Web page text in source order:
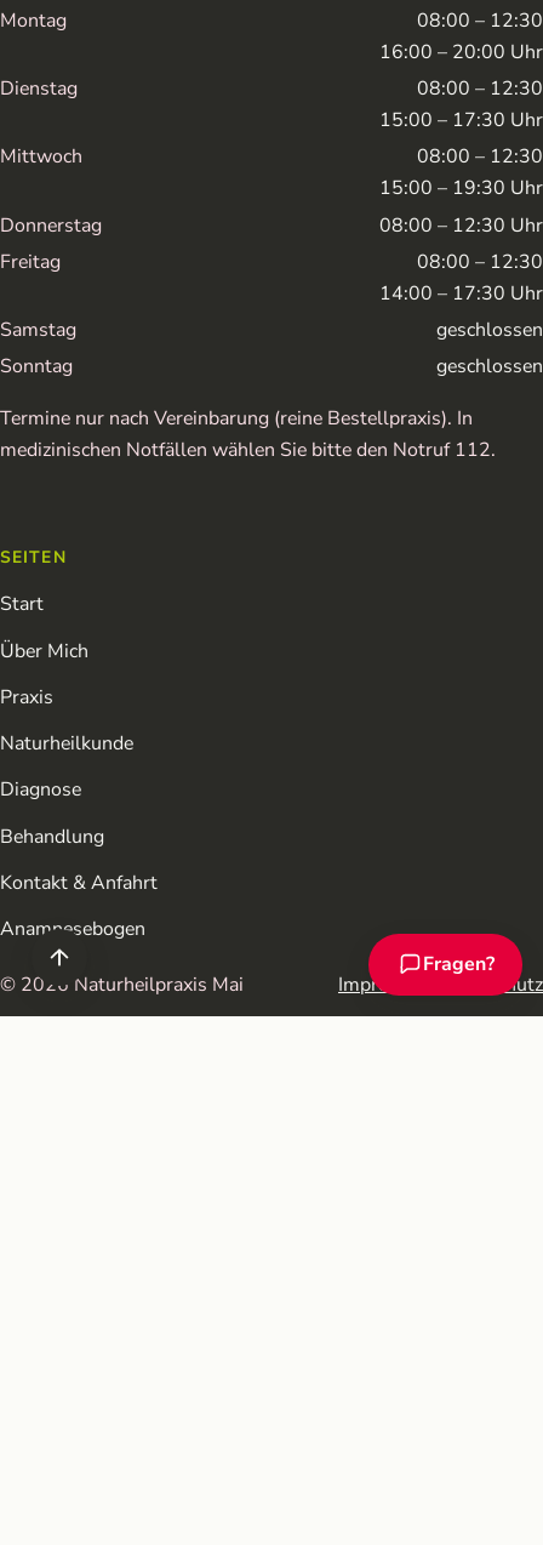
Montag
08:00 – 12:30
16:00 – 20:00 Uhr
Dienstag
08:00 – 12:30
15:00 – 17:30 Uhr
Mittwoch
08:00 – 12:30
15:00 – 19:30 Uhr
Donnerstag
08:00 – 12:30 Uhr
Freitag
08:00 – 12:30
14:00 – 17:30 Uhr
Samstag
geschlossen
Sonntag
geschlossen
Termine nur nach Vereinbarung (reine Bestellpraxis). In
medizinischen Notfällen wählen Sie bitte den Notruf 112.
SEITEN
Start
Über Mich
Praxis
Naturheilkunde
Diagnose
Behandlung
Kontakt & Anfahrt
Anamnesebogen
© 2026 Naturheilpraxis Mai Impressum Datenschutz
Fragen?
Chat-Assistent